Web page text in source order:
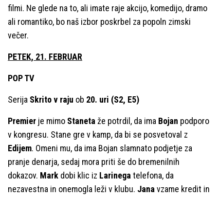
filmi. Ne glede na to, ali imate raje akcijo, komedijo, dramo
ali romantiko, bo naš izbor poskrbel za popoln zimski
večer.
PETEK, 21. FEBRUAR
POP TV
Serija Skrito v raju ob 20. uri (S2, E5)
Premier je mimo Staneta že potrdil, da ima Bojan podporo
v kongresu. Stane gre v kamp, da bi se posvetoval z
Edijem. Omeni mu, da ima Bojan slamnato podjetje za
pranje denarja, sedaj mora priti še do bremenilnih
dokazov. Mark dobi klic iz Larinega telefona, da
nezavestna in onemogla leži v klubu. Jana vzame kredit in